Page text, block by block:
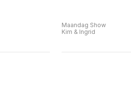
Maandag Show
Kim & Ingrid